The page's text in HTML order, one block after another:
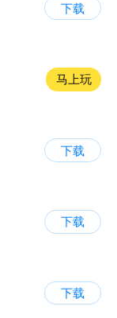
下载
马上玩
下载
下载
下载